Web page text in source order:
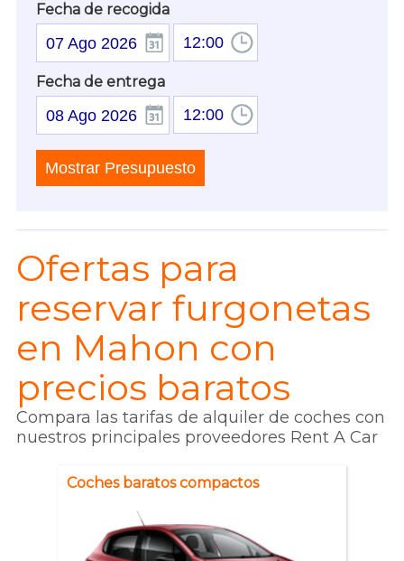
Fecha de recogida
07Ago 2026
Fecha de entrega
08Ago 2026
Ofertas para
reservar furgonetas
en Mahon con
precios baratos
Compara las tarifas de alquiler de coches con
nuestros principales proveedores Rent A Car
Coches baratos compactos